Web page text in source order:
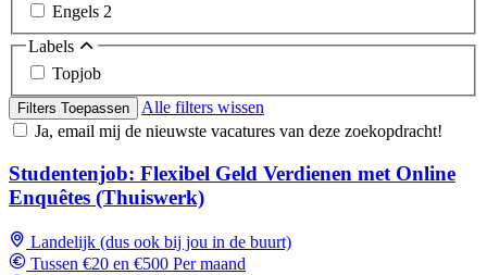
Engels 2
Labels
Topjob
Filters Toepassen
Alle filters wissen
Ja, email mij de nieuwste vacatures van deze zoekopdracht!
Studentenjob: Flexibel Geld Verdienen met Online
Enquêtes (Thuiswerk)
Landelijk (dus ook bij jou in de buurt)
Tussen €20 en €500 Per maand